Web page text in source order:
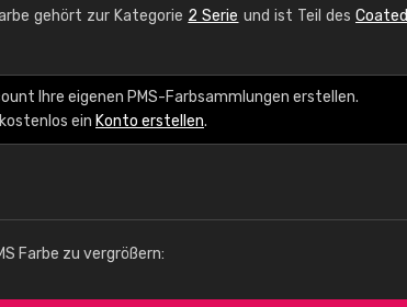
gehört zur Kategorie 2 Serie und ist Teil desCoated
Ihre eigenen PMS-Farbsammlungen erstellen.
ein Konto erstellen.
Farbe zu vergrößern: